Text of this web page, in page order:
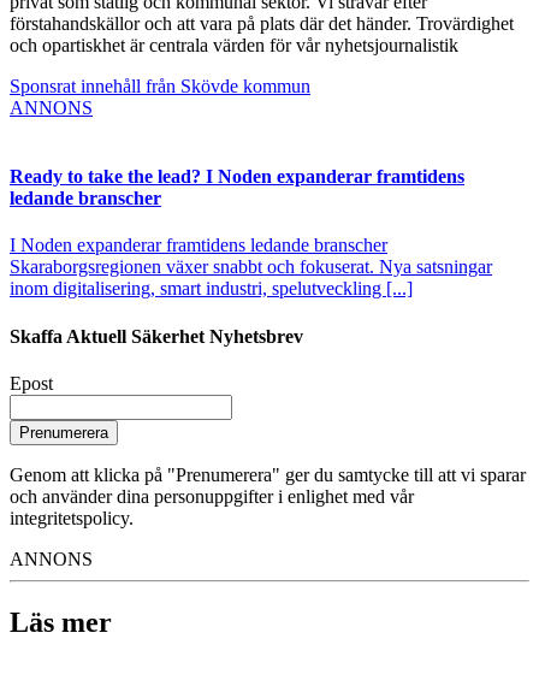
förstahandskällor och att vara på plats där det händer. Trovärdighet
och opartiskhet är centrala värden för vår nyhetsjournalistik
Sponsrat innehåll från Skövde kommun
ANNONS
Ready to take the lead? I Noden expanderar framtidens
ledande branscher
I Noden expanderar framtidens ledande branscher
Skaraborgsregionen växer snabbt och fokuserat. Nya satsningar
inom digitalisering, smart industri, spelutveckling [...]
Skaffa Aktuell Säkerhet Nyhetsbrev
Epost
Prenumerera
Genom att klicka på "Prenumerera" ger du samtycke till att vi sparar
och använder dina personuppgifter i enlighet med vår
integritetspolicy.
ANNONS
Läs mer